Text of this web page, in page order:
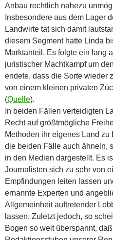
Anbau rechtlich nahezu
Insbesondere aus dem Lager
Landwirte tat sich damit
diesem Segment hatte Linda
Marktanteil. Es folgte ein lang
juristischer Machtkampf um
endete, dass die Sorte wieder
von einem kleinen privaten
(Quelle).
In beiden Fällen verteidigten
Recht auf größtmögliche
Methoden ihr eigenes Land
die beiden Fälle auch ähneln,
in den Medien dargestellt. Es
Journalisten sich zu sehr von
Empfindungen leiten lassen
ernannte Experten und
Allgemeinheit auftretender
lassen. Zuletzt jedoch, so
Bogen so weit überspannt,